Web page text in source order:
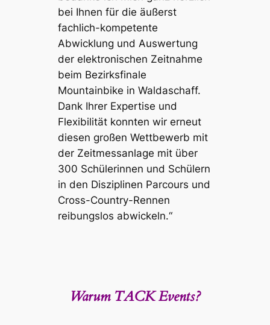
bei Ihnen für die äußerst
fachlich-kompetente
Abwicklung und Auswertung
der elektronischen Zeitnahme
beim Bezirksfinale
Mountainbike in Waldaschaff.
Dank Ihrer Expertise und
Flexibilität konnten wir erneut
diesen großen Wettbewerb mit
der Zeitmessanlage mit über
300 Schülerinnen und Schülern
in den Disziplinen Parcours und
Cross-Country-Rennen
reibungslos abwickeln.“
Warum TACK Events?